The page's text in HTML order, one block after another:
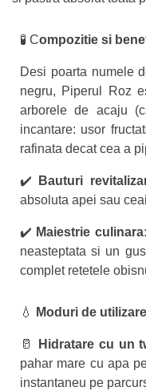
🧪 Compozitie si
Desi poarta numele
negru, Piperul Roz
arborele de acaju
incantare: usor
rafinata decat cea a
✔️ Bauturi
absoluta apei sau
✔️ Maiestrie culinara:
neasteptata si un
complet retetele
💧 Moduri de
🥛 Hidratare cu un
pahar mare cu apa
instantaneu pe